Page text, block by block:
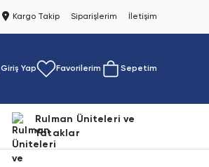
Kargo Takip Siparişlerim İletişim
Giriş Yap Favorilerim Sepetim
Rulman Üniteleri ve
Yataklar